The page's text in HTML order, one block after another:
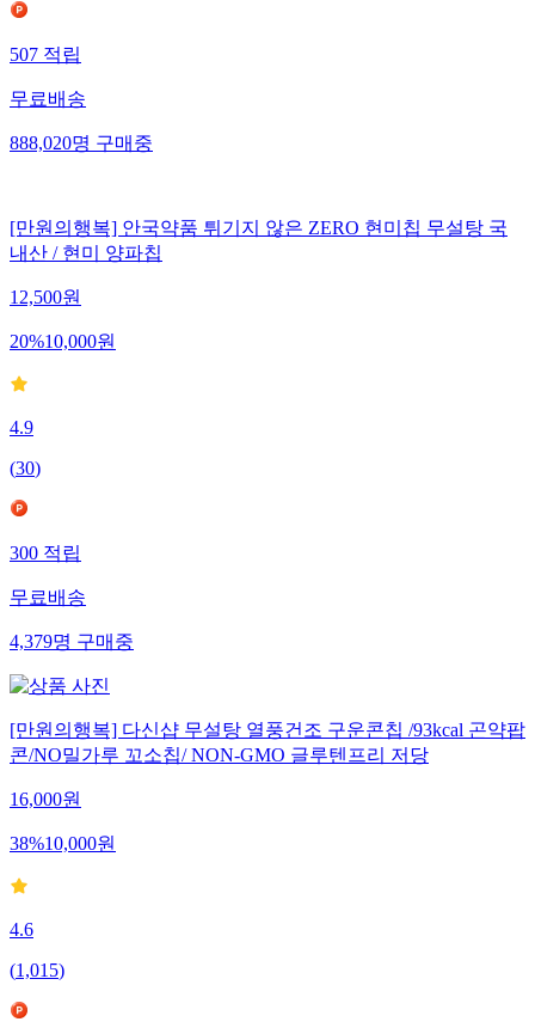
507 적립
무료배송
888,020명 구매중
[만원의행복] 안국약품 튀기지 않은 ZERO 현미칩 무설탕 국
내산 / 현미 양파칩
12,500원
20%10,000원
4.9
(30)
300적립
무료배송
4,379명구매중
[만원의행복] 다신샵 무설탕 열풍건조 구운콘칩 /93kcal 곤약팝
콘/NO밀가루 꼬소칩/ NON-GMO 글루텐프리 저당
16,000원
38%10,000원
4.6
(1,015)